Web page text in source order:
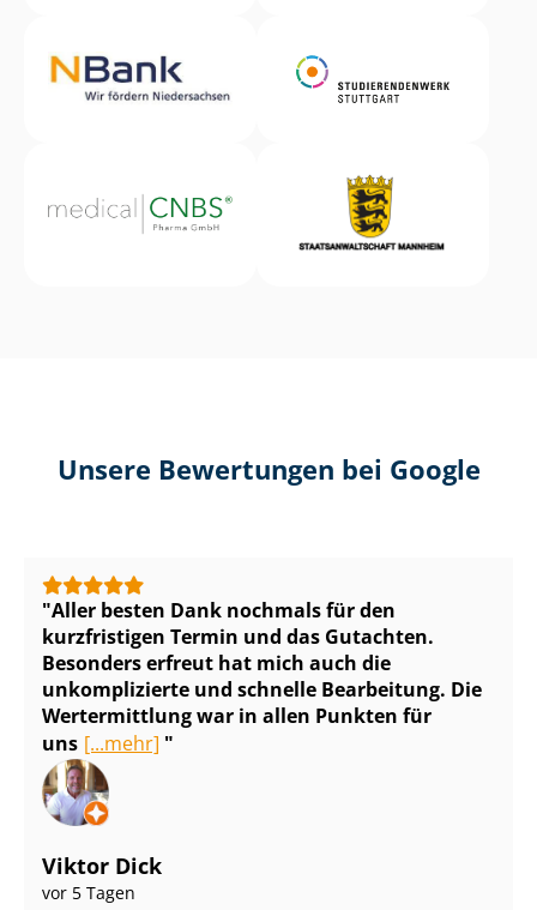
Unsere Bewertungen bei Google
Aller besten Dank nochmals für den
kurzfristigen Termin und das Gutachten.
Besonders erfreut hat mich auch die
unkomplizierte und schnelle Bearbeitung. Die
Wertermittlung war in allen Punkten für
uns [...mehr]
Viktor Dick
vor 5 Tagen